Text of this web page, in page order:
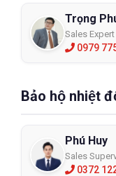
Trọng
Sales Expert
0979
Bảo hộ nhiệt
Phú Huy
Sales
0372